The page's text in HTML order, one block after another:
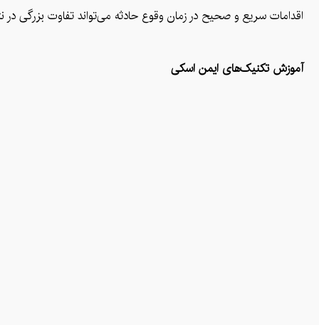
اقدامات سریع و صحیح در زمان وقوع حادثه می‌تواند تفاوت بزرگی در
آموزش تکنیک‌های ایمن اسکی